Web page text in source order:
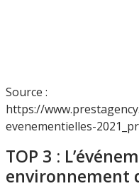
Source :
https://
evenementielles-
TOP 3 :
environnement